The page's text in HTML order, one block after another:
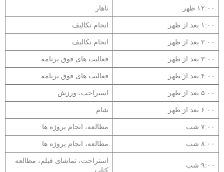
۱۲:۰۰ ظهر ناهار
۱:۰۰ بعد از ظهر انجام تکالیف
۲:۰۰ بعد از ظهر انجام تکالیف
۳:۰۰ بعد از ظهر فعالیت های فوق برنامه
۴:۰۰ بعد از ظهر فعالیت های فوق برنامه
۵:۰۰ بعد از ظهر استراحت، ورزش
۶:۰۰ بعد از ظهر شام
۷:۰۰ شب مطالعه، انجام پروژه ها
۸:۰۰ شب مطالعه، انجام پروژه ها
۹:۰۰ شب
استراحت، تماشای فیلم، مطالعه
کتاب